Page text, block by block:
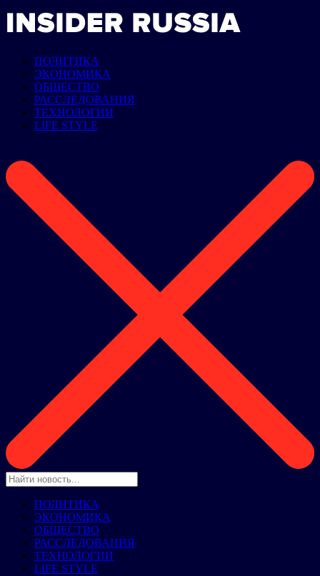
ПОЛИТИКА
ЭКОНОМИКА
ОБЩЕСТВО
РАССЛЕДОВАНИЯ
ТЕХНОЛОГИИ
LIFE STYLE
ПОЛИТИКА
ЭКОНОМИКА
ОБЩЕСТВО
РАССЛЕДОВАНИЯ
ТЕХНОЛОГИИ
LIFE STYLE